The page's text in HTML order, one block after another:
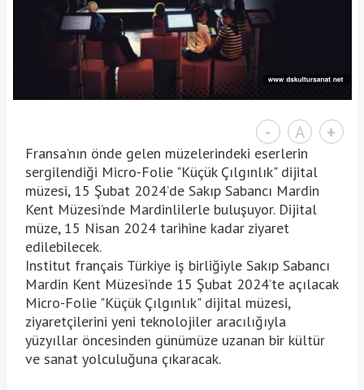
- A +
Fransa’nın önde gelen müzelerindeki eserlerin
sergilendiği Micro-Folie "Küçük Çılgınlık" dijital
müzesi, 15 Şubat 2024’de Sakıp Sabancı Mardin
Kent Müzesi’nde Mardinlilerle buluşuyor. Dijital
müze, 15 Nisan 2024 tarihine kadar ziyaret
edilebilecek.
Institut français Türkiye iş birliğiyle Sakıp Sabancı
Mardin Kent Müzesi’nde 15 Şubat 2024’te açılacak
Micro-Folie "Küçük Çılgınlık" dijital müzesi,
ziyaretçilerini yeni teknolojiler aracılığıyla
yüzyıllar öncesinden günümüze uzanan bir kültür
ve sanat yolculuğuna çıkaracak.